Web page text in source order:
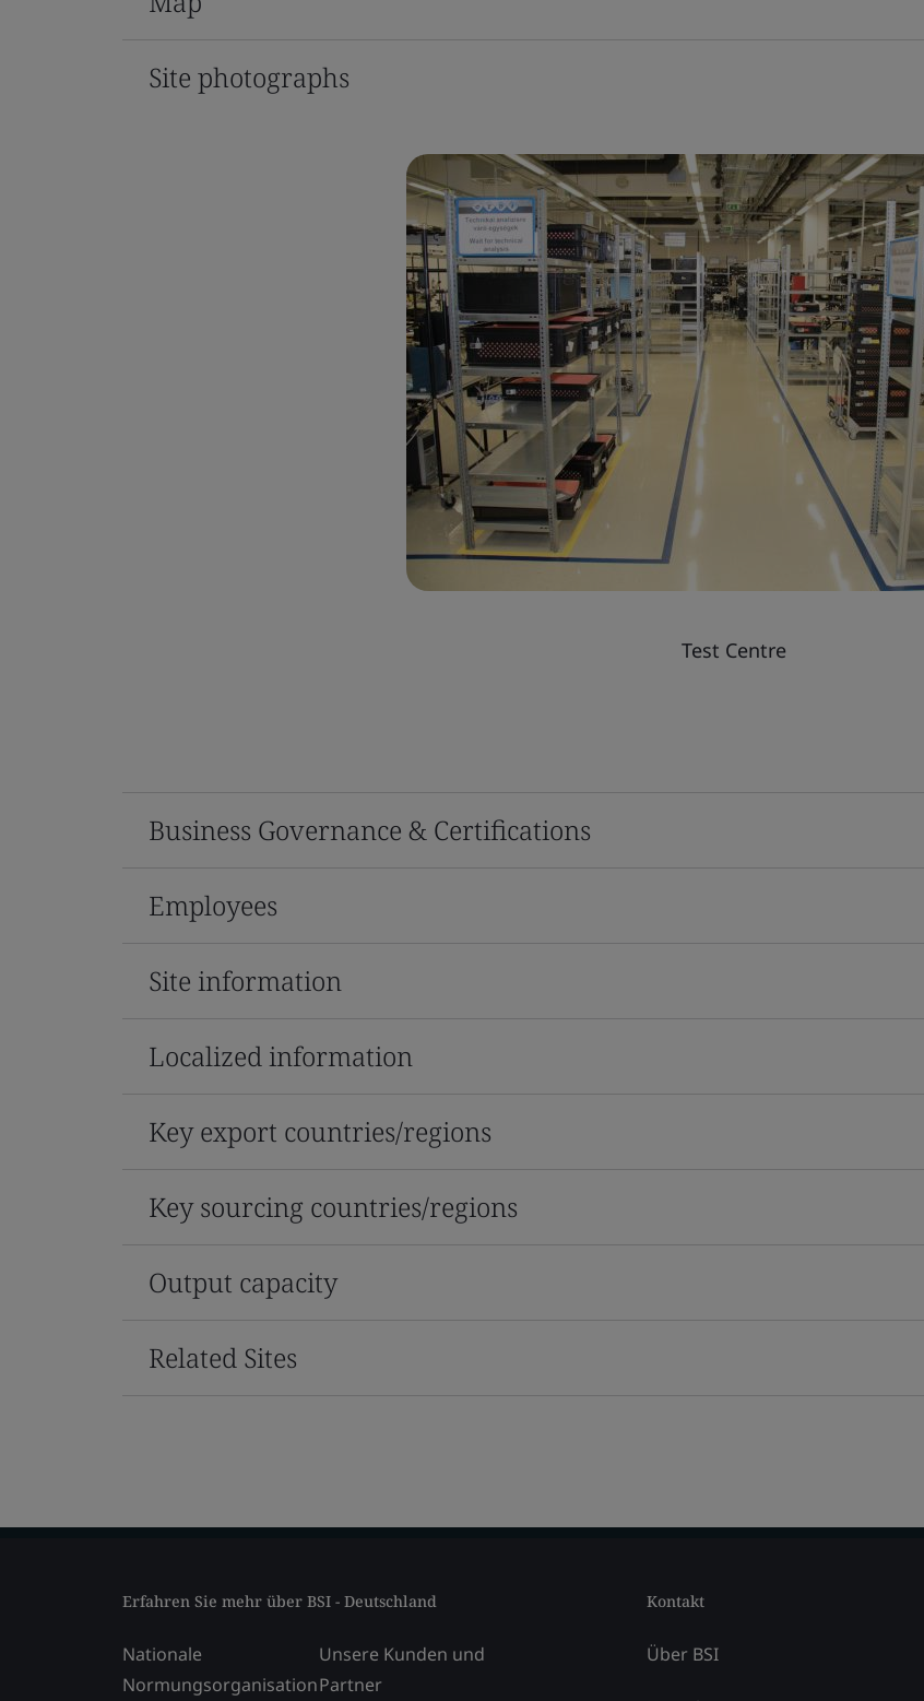
Site photographs
Test Centre
Business Governance & Certifications
Employees
Site information
Localized information
Key export countries/regions
Key sourcing countries/regions
Output capacity
Related Sites
Erfahren Sie mehr über BSI - Deutschland
Nationale
Normungsorganisation
Unsere Kunden und
Partner
Kontakt
Über BSI